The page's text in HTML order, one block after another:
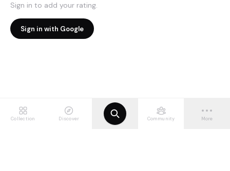
Sign in to add your rating.
Sign in with Google
Collection Discover Community More